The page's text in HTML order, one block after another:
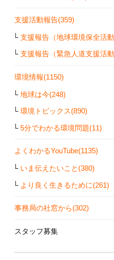
支援活動報告(359)
支援報告（地球環境保全活
支援報告（緊急人道支援活
環境情報(1150)
地球は今(248)
環境トピックス(890)
5分でわかる環境問題(11)
よくわかるYouTube(1135)
いま伝えたいこと(380)
より良く生きるために(261)
事務局の社窓から(302)
スタッフ募集